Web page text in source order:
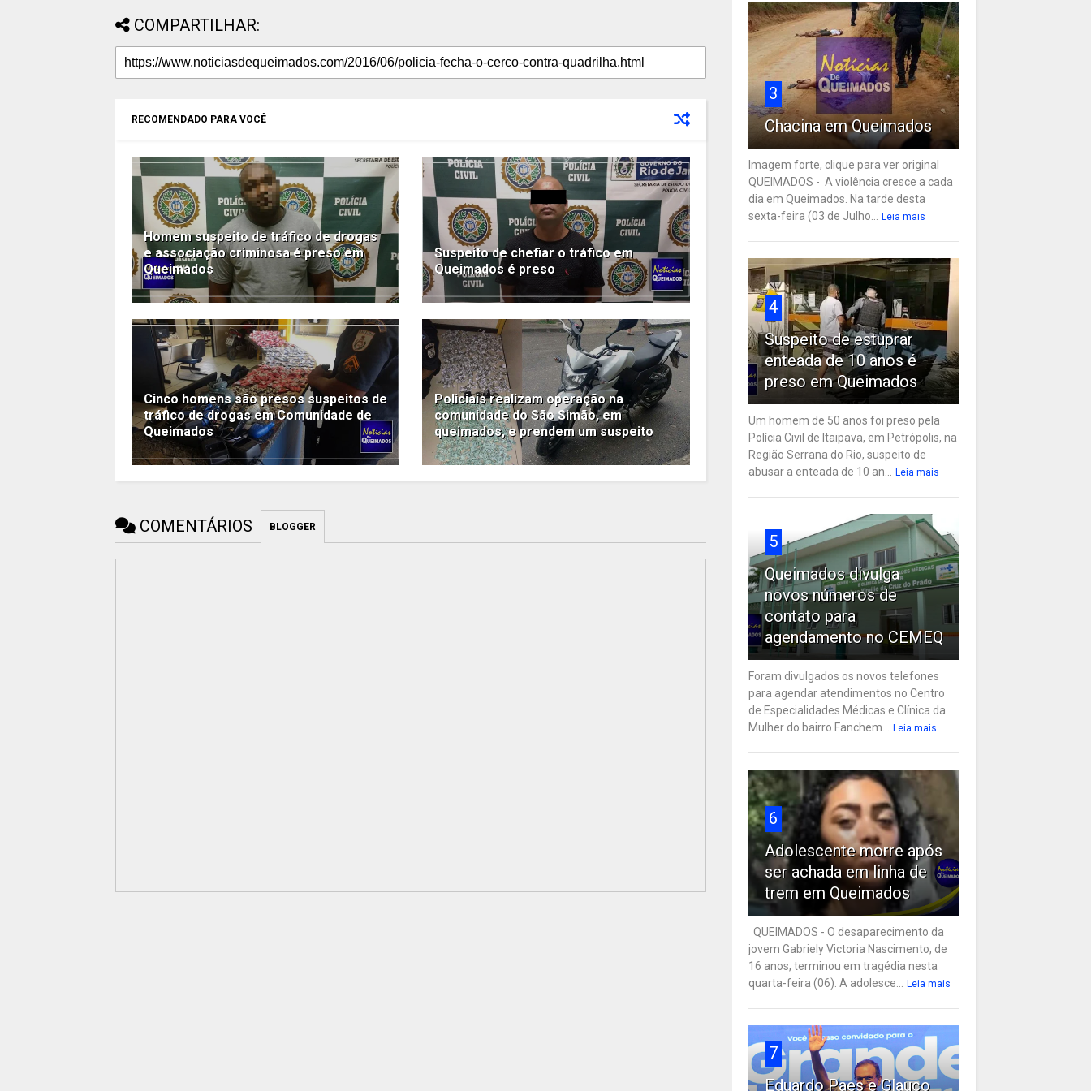
COMPARTILHAR:
RECOMENDADO PARA VOCÊ
Homem suspeito de tráfico de drogas
e associação criminosa é preso em
Queimados
Suspeito de chefiar o tráfico em
Queimados é preso
Cinco homens são presos suspeitos de
tráfico de drogas em Comunidade de
Queimados
Policiais realizam operação na
comunidade do São Simão, em
queimados, e prendem um suspeito
COMENTÁRIOS BLOGGER
3
Chacina em Queimados
Imagem forte, clique para ver original
QUEIMADOS - A violência cresce a cada
dia em Queimados. Na tarde desta
sexta-feira (03 de Julho...
Leia mais
4
Suspeito de estuprar
enteada de 10 anos é
preso em Queimados
Um homem de 50 anos foi preso pela
Polícia Civil de Itaipava, em Petrópolis, na
Região Serrana do Rio, suspeito de
abusar a enteada de 10 an...
Leia mais
5
Queimados divulga
novos números de
contato para
agendamento no CEMEQ
Foram divulgados os novos telefones
para agendar atendimentos no Centro
de Especialidades Médicas e Clínica da
Mulher do bairro Fanchem...
Leia mais
6
Adolescente morre após
ser achada em linha de
trem em Queimados
QUEIMADOS - O desaparecimento da
jovem Gabriely Victoria Nascimento, de
16 anos, terminou em tragédia nesta
quarta-feira (06). A adolesce...
Leia mais
7
Eduardo Paes e Glauco